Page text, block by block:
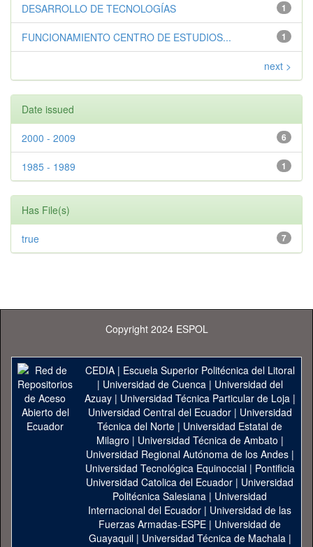
1
DESARROLLO DE TECNOLOGÍAS
1
FUNCIONAMIENTO CENTRO DE ESTUDIOS...
next >
Date issued
6
2000 - 2009
1
1985 - 1989
Has File(s)
7
true
Copyright 2024 ESPOL
CEDIA| Escuela Superior Politécnica del Litoral
| Universidad de Cuenca| Universidad del
Azuay| Universidad Técnica Particular de Loja|
Universidad Central del Ecuador| Universidad
Técnica del Norte | Universidad Estatal de
Milagro | Universidad Técnica de Ambato |
Universidad Regional Autónoma de los Andes|
Universidad Tecnológica Equinoccial| Pontificia
Universidad Catolica del Ecuador | Universidad
Politécnica Salesiana | Universidad
Internacional del Ecuador | Universidad de las
Fuerzas Armadas-ESPE | Universidad de
Guayaquil| Universidad Técnica de Machala|